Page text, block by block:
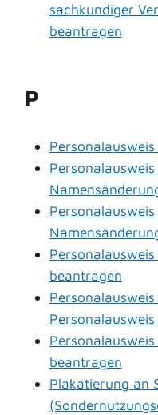
sachkundiger
beantragen
P
beantragen
beantragen
Plakatierung an